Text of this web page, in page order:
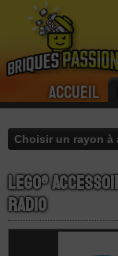
Accueil
LEGO®
Radio